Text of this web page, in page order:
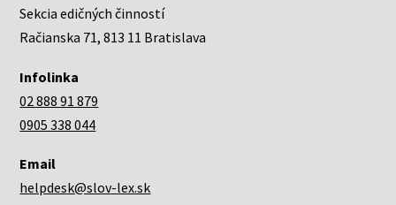
Sekcia edičných činností
Račianska 71, 813 11 Bratislava
Infolinka
02 888 91 879
0905 338 044
Email
helpdesk@slov-lex.sk